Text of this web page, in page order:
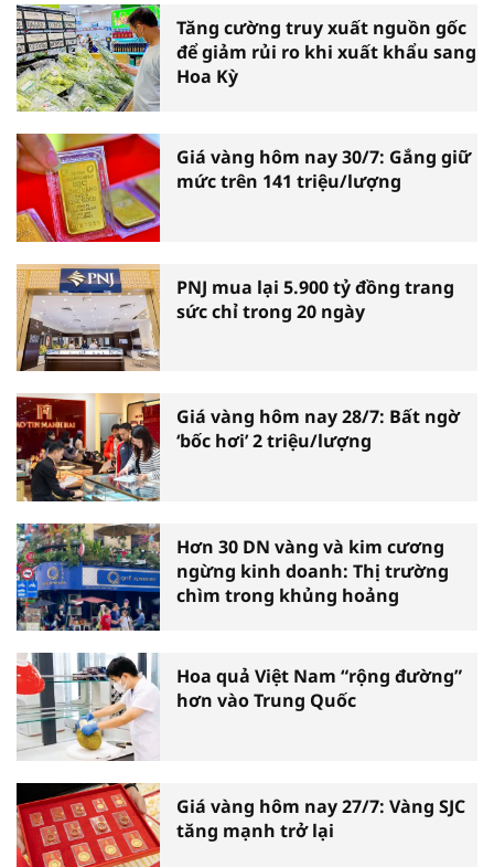
Tăng cường truy xuất nguồn gốc
để giảm rủi ro khi xuất khẩu sang
Hoa Kỳ
Giá vàng hôm nay 30/7: Gắng giữ
mức trên 141 triệu/lượng
PNJ mua lại 5.900 tỷ đồng trang
sức chỉ trong 20 ngày
Giá vàng hôm nay 28/7: Bất ngờ
‘bốc hơi’ 2 triệu/lượng
Hơn 30 DN vàng và kim cương
ngừng kinh doanh: Thị trường
chìm trong khủng hoảng
Hoa quả Việt Nam “rộng đường”
hơn vào Trung Quốc
Giá vàng hôm nay 27/7: Vàng SJC
tăng mạnh trở lại